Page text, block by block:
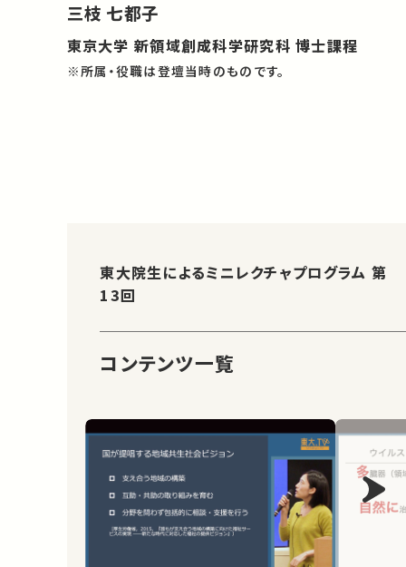
三枝 七都子
東京大学 新領域創成科学研究科 博士課程
※所属・役職は登壇当時のものです。
東大院生によるミニレクチャプログラム 第
13回
コンテンツ一覧